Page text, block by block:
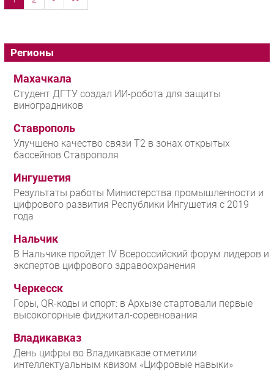
Регионы
Махачкала
Студент ДГТУ создал ИИ-робота для защиты
виноградников
Ставрополь
Улучшено качество связи T2 в зонах открытых
бассейнов Ставрополя
Ингушетия
Результаты работы Министерства промышленности и
цифрового развития Республики Ингушетия с 2019
года
Нальчик
В Нальчике пройдет IV Всероссийский форум лидеров и
экспертов цифрового здравоохранения
Черкесск
Горы, QR-коды и спорт: в Архызе стартовали первые
высокогорные фиджитал-соревнования
Владикавказ
День цифры во Владикавказе отметили
интеллектуальным квизом «Цифровые навыки»